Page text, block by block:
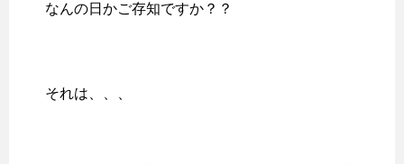
なんの日かご存知ですか？？
それは、、、